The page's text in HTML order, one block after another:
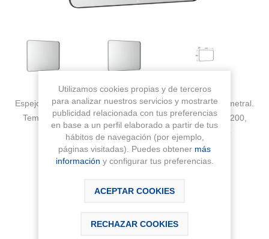
Espejo rectangular LUNA FRAME AMBIENT con luz perimetral.
Temperatura de color: 3000K Disponible en medidas 1200,
1000, 800 y 600 mm de alto por 800 mm de ancho
Fabricante: ROCA
Utilizamos cookies propias y de terceros
para analizar nuestros servicios y mostrarte
publicidad relacionada con tus preferencias
en base a un perfil elaborado a partir de tus
hábitos de navegación (por ejemplo,
páginas visitadas). Puedes obtener más
información y configurar tus preferencias.
ACEPTAR COOKIES
RECHAZAR COOKIES